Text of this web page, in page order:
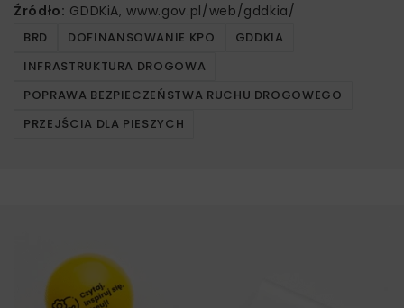
Źródło: GDDKiA, www.gov.pl/web/gddkia/
BRD DOFINANSOWANIE KPO
GDDKIA
INFRASTRUKTURA DROGOWA
POPRAWA BEZPIECZEŃSTWA RUCHU DROGOWEGO
PRZEJŚCIA DLA PIESZYCH